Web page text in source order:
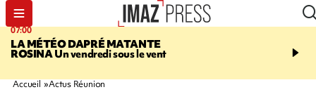
07:00
LA MÉTÉO DAPRÉ MATANTE
ROSINAUn vendredi sous le vent
07:58
téléphérique Papang
Accueil Actus Réunion